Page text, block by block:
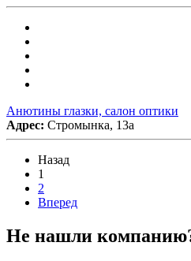
Анютины глазки, салон оптики
Адрес: Стромынка, 13а
Назад
1
2
Вперед
Не нашли